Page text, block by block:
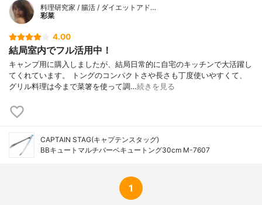
料理研究家 / 腸活 / ダイエットアド…
彩菜
4.00
結局室内でフル活用中！
キャンプ用に購入しましたが、結局日常的に自宅のキッチンで大活躍し
てくれています。 トングのコンパクトさや長さも丁度使いやすくて、
グリル料理は今まで菜箸を使って調…続きを見る
CAPTAIN STAG(キャプテンスタッグ)
BBキュートマルチバーベキュートング30cm M-7607
1